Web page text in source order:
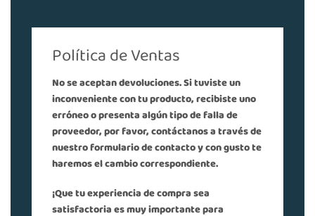
Política de Ventas
No se aceptan devoluciones. Si tuviste un
inconveniente con tu producto, recibiste uno
erróneo o presenta algún tipo de falla de
proveedor, por favor, contáctanos a través de
nuestro formulario de contacto y con gusto te
haremos el cambio correspondiente.
¡Que tu experiencia de compra sea
satisfactoria es muy importante para